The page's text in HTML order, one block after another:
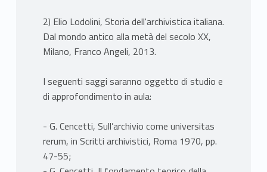
2) Elio Lodolini, Storia dell'archivistica italiana.
Dal mondo antico alla metà del secolo XX,
Milano, Franco Angeli, 2013.
I seguenti saggi saranno oggetto di studio e
di approfondimento in aula:
- G. Cencetti, Sull’archivio come universitas
rerum, in Scritti archivistici, Roma 1970, pp.
47-55;